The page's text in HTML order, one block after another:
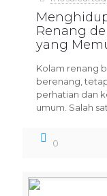
Renang
yang
Kolam renang
berenang,
perhatian dan
umum. Salah
0